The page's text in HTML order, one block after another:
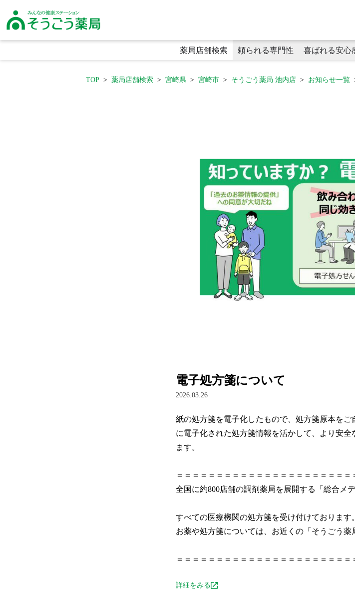
そうごう薬局｜全国の調剤薬局・在宅医療・健康サポート｜総合メディカル
薬局店舗検索 頼られる専門性
頼られる専門性
喜ばれる安心
プライベートブランド
感染症対策 ラウンドケア
生活に寄り添う利便性
TOP 薬局店舗検索 宮崎県 宮崎市 そうごう薬局 池内店 お知らせ一覧
電子処方箋について
2026.03.26
紙の処方箋を電子化したもので、処方箋原本を
に電子化された処方箋情報を活かして、より安
ます。
＝＝＝＝＝＝＝＝＝＝＝＝＝＝＝＝＝＝＝＝＝＝
全国に約800店舗の調剤薬局を展開する「総合メ
すべての医療機関の処方箋を受け付けております。
お薬や処方箋については、お近くの「そうごう薬
＝＝＝＝＝＝＝＝＝＝＝＝＝＝＝＝＝＝＝＝＝＝
詳細をみる